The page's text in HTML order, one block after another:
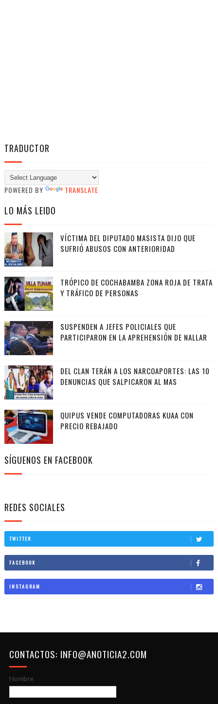
TRADUCTOR
POWERED BY TRANSLATE
LO MÁS LEIDO
VÍCTIMA DEL DIPUTADO MASISTA DIJO QUE
SUFRIÓ ABUSOS CON ANTERIORIDAD
TRÓPICO DE COCHABAMBA ZONA ROJA DE TRATA
Y TRÁFICO DE PERSONAS
SUSPENDEN A JEFES POLICIALES QUE
PARTICIPARON EN LA APREHENSIÓN DE NALLAR
DEL CLAN TERÁN A LOS NARCOAPORTES: LAS 10
DENUNCIAS QUE SALPICARON AL MAS
QUIPUS VENDE COMPUTADORAS KUAA CON
PRECIO REBAJADO
SÍGUENOS EN FACEBOOK
REDES SOCIALES
TWITTER
FACEBOOK
INSTAGRAM
CONTACTOS: INFO@ANOTICIA2.COM
Nombre